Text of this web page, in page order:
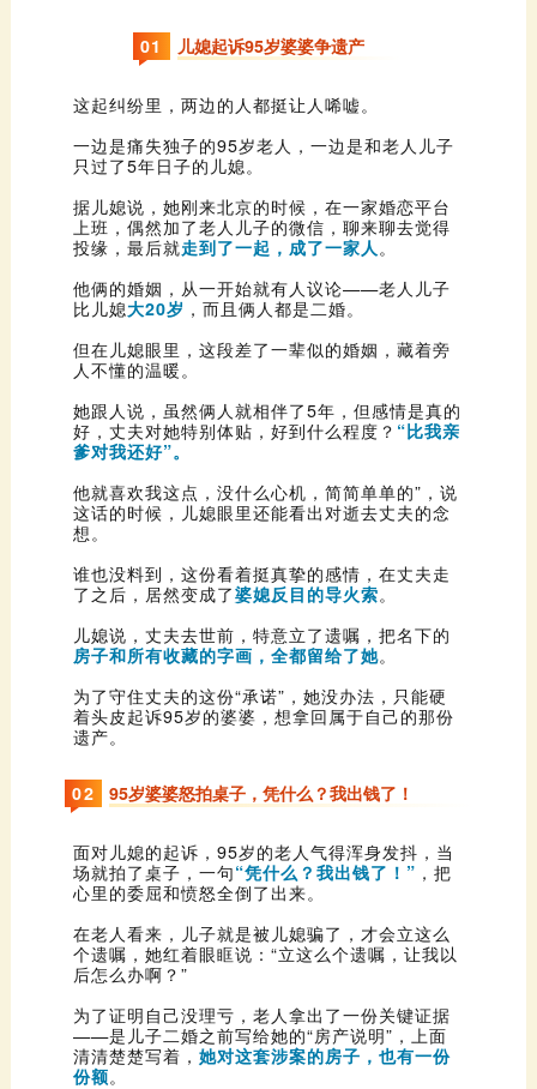
01 儿媳起诉95岁婆婆争遗产
这起纠纷里，两边的人都挺让人唏嘘。
只过了5年日子的儿媳。
投缘，最后就走到了一起，成了一家人 。
比儿媳大20岁 ，而且俩人都是二婚。
人不懂的温暖。
好，丈夫对她特别体贴，好到什么程度？
爹对我还好”。
想。
了之后，居然变成了婆媳反目的导火索。
儿媳说，丈夫去世前，特意立了遗嘱，把名下的
房子和所有收藏的字画，全都留给了她。
遗产。
02 95岁婆婆怒拍桌子，凭什么？我出钱了！
场就拍了桌子，一句“凭什么？我出钱了！”
心里的委屈和愤怒全倒了出来。
后怎么办啊？”
清清楚楚写着，
份额。